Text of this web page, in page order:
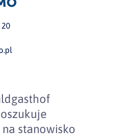
stanowisko